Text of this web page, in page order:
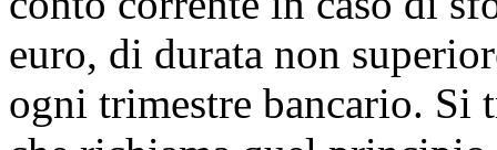
euro, di durata non
ogni trimestre bancario. Si